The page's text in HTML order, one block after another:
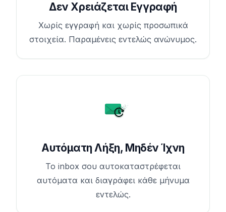
Δεν Χρειάζεται Εγγραφή
Χωρίς εγγραφή και χωρίς προσωπικά
στοιχεία. Παραμένεις εντελώς ανώνυμος.
Αυτόματη Λήξη, Μηδέν Ίχνη
Το inbox σου αυτοκαταστρέφεται
αυτόματα και διαγράφει κάθε μήνυμα
εντελώς.